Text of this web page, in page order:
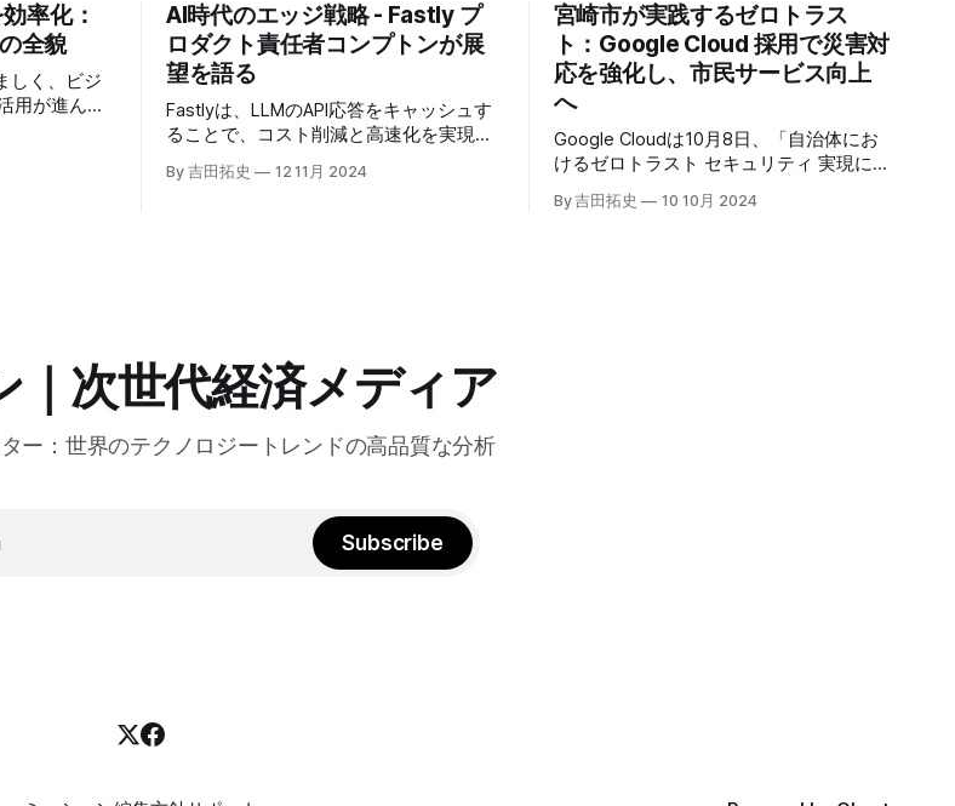
率化：
全貌
しく、ビジ
用が進んで
Cloudが新
は、い
AI時代のエッジ戦略 - Fastly プ
ロダクト責任者コンプトンが展
望を語る
Fastlyは、LLMのAPI応答をキャッシュす
ることで、コスト削減と高速化を実現す
る「Fastly AI Accelerator」の提供を開始
した。キップ・コンプトン最高プロダク
た。
By 吉田拓史 12 11月 2024
宮崎市が実践するゼロトラス
ト：Google Cloud 採用で災害対
応を強化し、市民サービス向上
へ
Google Cloudは10月8日、「自治体にお
けるゼロトラスト セキュリティ 実現に
向けて」と題した記者説明会を開催し、
自治体向けにゼロトラストセキュリティ
By 吉田拓史 10 10月 2024
｜次世代経済メディア
ー：世界のテクノロジートレンドの高品質な分析
Subscribe